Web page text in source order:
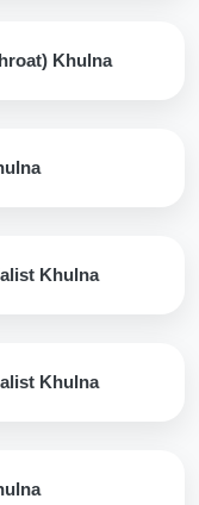
Khulna
Khulna
Khulna